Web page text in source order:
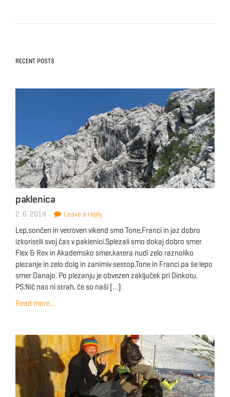
RECENT POSTS
paklenica
2. 6. 2014 Leave a reply
Lep,sončen in vetroven vikend smo Tone,Franci in jaz dobro
izkoristili svoj čas v paklenici.Splezali smo dokaj dobro smer
Flex & Rex in Akademsko smer,katera nudi zelo raznoliko
plezanje in zelo dolg in zanimiv sestop.Tone in Franci pa še lepo
smer Danajo. Po plezanju je obvezen zaključek pri Dinkotu.
PS:Nič nas ni strah, če so naši […]
Read more...